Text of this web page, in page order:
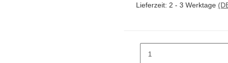
Lieferzeit: 2 - 3 Werktage